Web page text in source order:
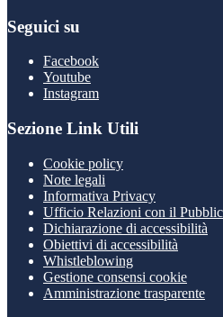
Seguici su
Facebook
Youtube
Instagram
Sezione Link Utili
Cookie policy
Note legali
Informativa Privacy
Ufficio Relazioni con il
Dichiarazione di accessibilità
Obiettivi di accessibilità
Whistleblowing
Gestione consensi cookie
Amministrazione trasparente